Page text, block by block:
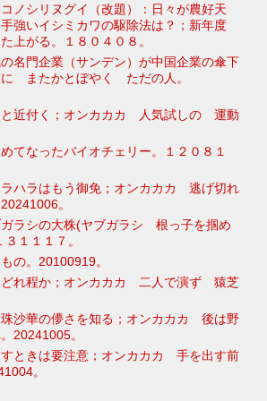
ノシリヌグイ（改題）：日々が農好天
強いイシミカワの駆除法は？；新年度
上がる。１８０４０８。
名門企業（サンデン）が中国企業の傘下
に またかとぼやく ただの人。
近付く；オンカカカ 人気試しの 運動
てなったバイオチェリー。１２０８１
ハラはもう御免；オンカカカ 逃げ切れ
。
ガラシの大株(ヤブガラシ 根っ子を掴め
１１１７。
の。20100919。
れ程か；オンカカカ 二人で演ず 猿芝
沙華の儚さを知る；オンカカカ 後は野
20241005。
ときは要注意；オンカカカ 手を出す前
。